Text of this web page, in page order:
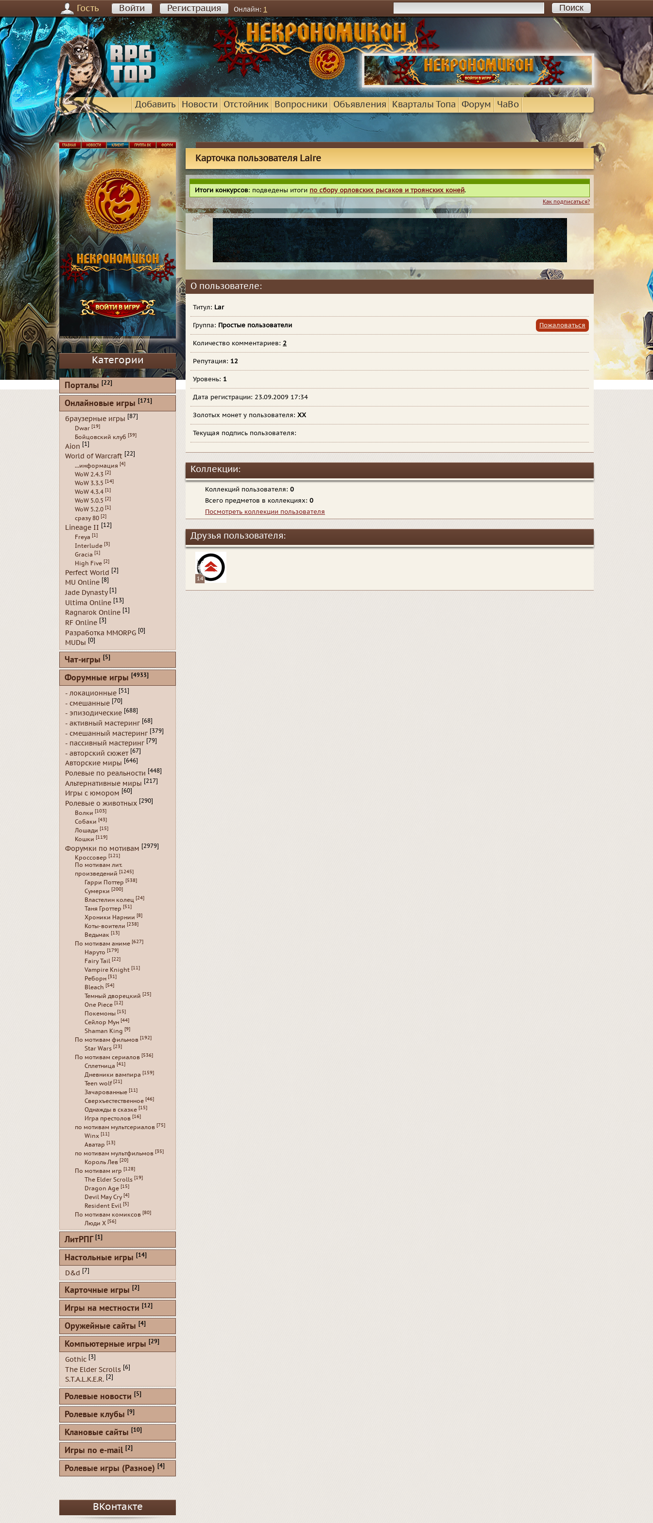
Гость Войти Регистрация Онлайн: 1
Добавить Новости Отстойник Вопросники Объявления Кварталы Топа Форум ЧаВо
Карточка пользователя Laire
Итоги конкурсов: подведены итоги по сбору орловских рысаков и троянских коней.
Как подписаться?
О пользователе:
Титул: Lar
Пожаловаться
Группа: Простые пользователи
Количество комментариев: 2
Репутация: 12
Уровень: 1
Дата регистрации: 23.09.2009 17:34
Золотых монет у пользователя: XX
Текущая подпись пользователя:
Коллекции:
Коллекций пользователя: 0
Всего предметов в коллекциях: 0
Посмотреть коллекции пользователя
Друзья пользователя:
14
Категории
Порталы [22]
Онлайновые игры [171]
браузерные игры [87]
Dwar [19]
Бойцовский клуб [39]
Aion [1]
World of Warcraft [22]
...информация [4]
WoW 2.4.3 [2]
WoW 3.3.5 [14]
WoW 4.3.4 [1]
WoW 5.0.5 [2]
WoW 5.2.0 [1]
сразу 80 [2]
Lineage II [12]
Freya [1]
Interlude [3]
Gracia [1]
High Five [2]
Perfect World [2]
MU Online [8]
Jade Dynasty [1]
Ultima Online [13]
Ragnarok Online [1]
RF Online [3]
Разработка MMORPG [0]
MUDы [0]
Чат-игры [5]
Форумные игры [4933]
- локационные [51]
- смешанные [70]
- эпизодические [688]
- активный мастеринг [68]
- смешанный мастеринг [379]
- пассивный мастеринг [79]
- авторский сюжет [67]
Авторские миры [646]
Ролевые по реальности [448]
Альтернативные миры [217]
Игры с юмором [60]
Ролевые о животных [290]
Волки [103]
Собаки [43]
Лошади [15]
Кошки [119]
Форумки по мотивам [2979]
Кроссовер [121]
По мотивам лит.
произведений [1245]
Гарри Поттер [538]
Сумерки [200]
Властелин колец [24]
Таня Гроттер [51]
Хроники Нарнии [8]
Коты-воители [238]
Ведьмак [13]
По мотивам аниме [627]
Наруто [179]
Fairy Tail [22]
Vampire Knight [11]
Реборн [31]
Bleach [54]
Темный дворецкий [25]
One Piece [12]
Покемоны [15]
Сейлор Мун [44]
Shaman King [9]
По мотивам фильмов [192]
Star Wars [23]
По мотивам сериалов [536]
Сплетница [41]
Дневники вампира [159]
Teen wolf [21]
Зачарованные [11]
Сверхъестественное [46]
Однажды в сказке [15]
Игра престолов [16]
по мотивам мультсериалов [75]
Winx [11]
Аватар [13]
по мотивам мультфильмов [35]
Король Лев [20]
По мотивам игр [128]
The Elder Scrolls [19]
Dragon Age [15]
Devil May Cry [4]
Resident Evil [5]
По мотивам комиксов [80]
Люди Х [56]
ЛитРПГ [1]
Настольные игры [14]
D&d [7]
Карточные игры [2]
Игры на местности [12]
Оружейные сайты [4]
Компьютерные игры [29]
Gothic [3]
The Elder Scrolls [6]
S.T.A.L.K.E.R. [2]
Ролевые новости [5]
Ролевые клубы [9]
Клановые сайты [10]
Игры по e-mail [2]
Ролевые игры (Разное) [4]
ВКонтакте